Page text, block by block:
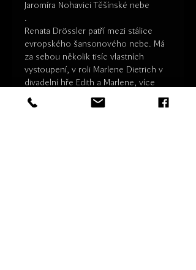
Jaromíra Nohavici Těšínské nebe
.
Renata Drössler patří mezi stálice
evropského šansonového nebe. Má
za sebou několik tisíc vlastních
vystoupení, v roli Marlene Dietrich v
divadelní hře Edith a Marlene, více
než 400 repríz. Novináři ji přezdívají
Černý motýl českého šansonu,